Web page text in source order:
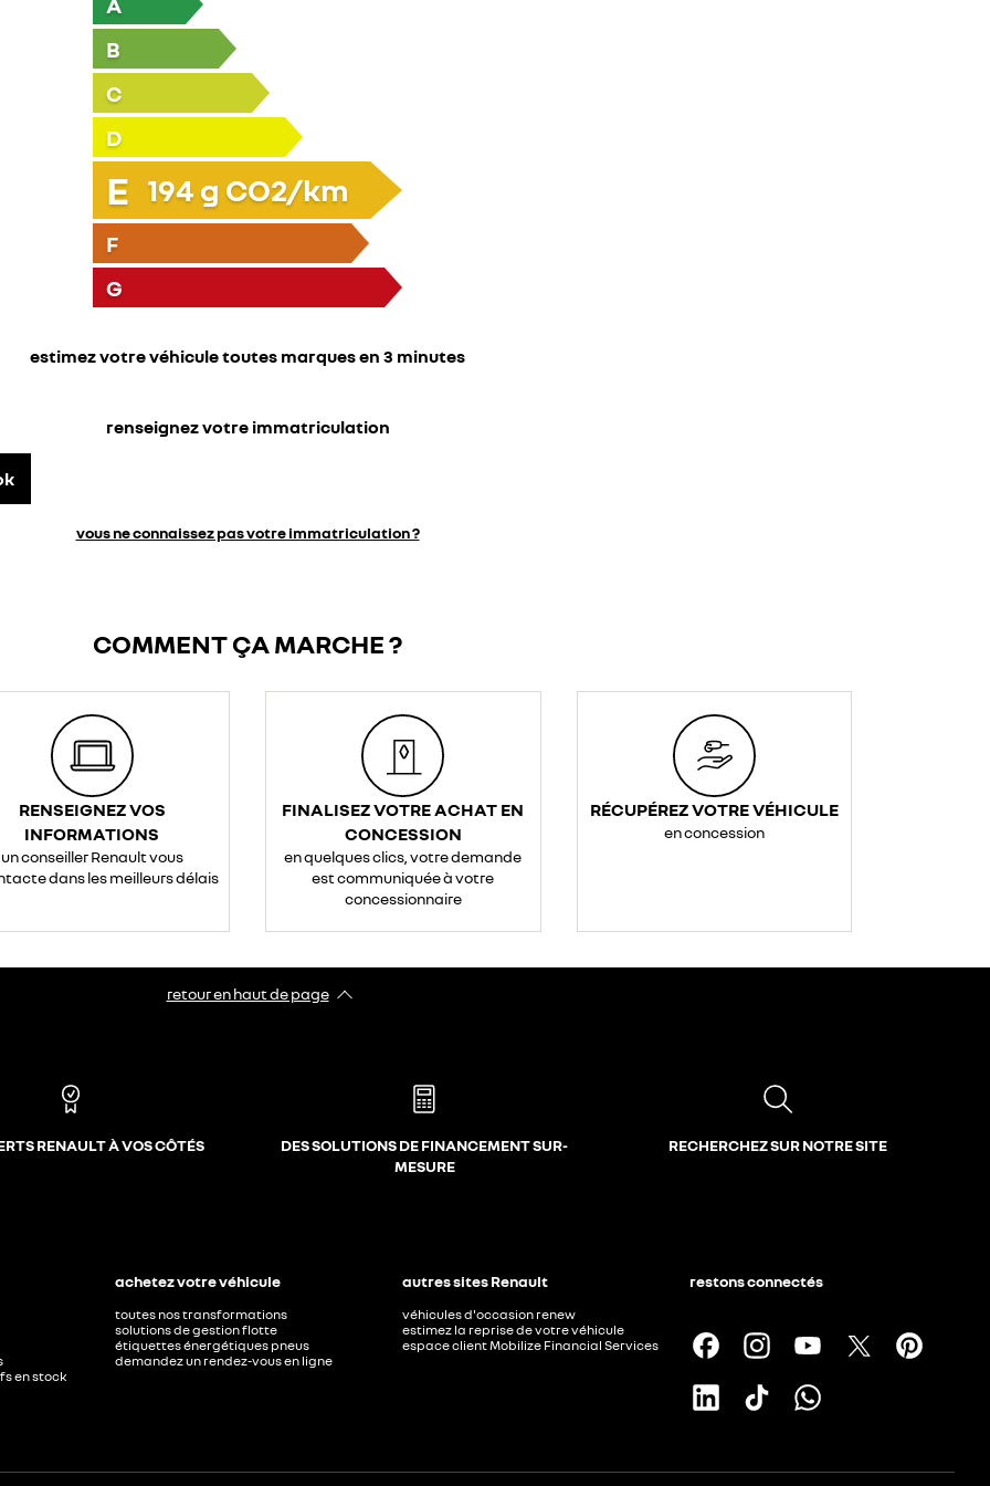
B
C
D
E 194 g CO2/km
F
G
estimez votre véhicule toutes marques en 3 minutes
renseignez votre immatriculation
vous ne connaissez pas votre immatriculation ?
COMMENT ÇA MARCHE ?
RENSEIGNEZ VOS
INFORMATIONS
un conseiller Renault vous
dans les meilleurs délais
FINALISEZ VOTRE ACHAT EN
CONCESSION
en quelques clics, votre demande
est communiquée à votre
concessionnaire
RÉCUPÉREZ VOTRE VÉHICULE
en concession
retour en haut de page​
RENAULT À VOS CÔTÉS
DES SOLUTIONS DE FINANCEMENT SUR-
MESURE
RECHERCHEZ SUR NOTRE SITE
en stock
achetez votre véhicule
toutes nos transformations
solutions de gestion flotte
étiquettes énergétiques pneus
demandez un rendez-vous en ligne
autres sites Renault
véhicules d'occasion renew
estimez la reprise de votre véhicule
espace client Mobilize Financial Services
restons connectés